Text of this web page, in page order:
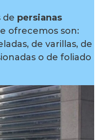
de persianas
ofrecemos son:
de varillas, de
o de foliado